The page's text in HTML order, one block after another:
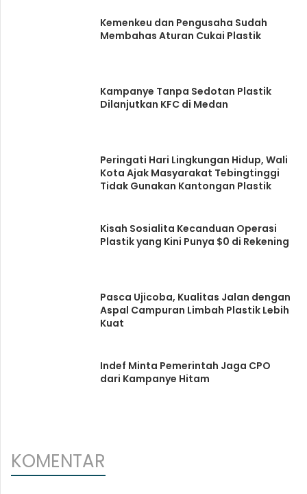
Kemenkeu dan Pengusaha Sudah
Membahas Aturan Cukai Plastik
Kampanye Tanpa Sedotan Plastik
Dilanjutkan KFC di Medan
Peringati Hari Lingkungan Hidup, Wali
Kota Ajak Masyarakat Tebingtinggi
Tidak Gunakan Kantongan Plastik
Kisah Sosialita Kecanduan Operasi
Plastik yang Kini Punya $0 di Rekening
Pasca Ujicoba, Kualitas Jalan dengan
Aspal Campuran Limbah Plastik Lebih
Kuat
Indef Minta Pemerintah Jaga CPO
dari Kampanye Hitam
KOMENTAR